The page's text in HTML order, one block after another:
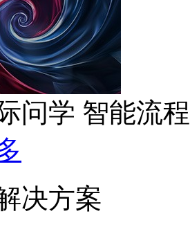
问学 智能流
决方案